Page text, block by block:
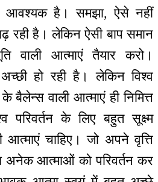
आवश्यक है। समझा, ऐसे नहीं
रही है। लेकिन ऐसी बाप समान
वाली आत्माएं तैयार करो।
अच्छी हो रही है। लेकिन विश्व
बैलेन्स वाली आत्माएं ही निमित्त
परिवर्तन के लिए बहुत सूक्ष्म
आत्माएं चाहिए। जो अपने वृत्ति
अनेक आत्माओं को परिवर्तन कर